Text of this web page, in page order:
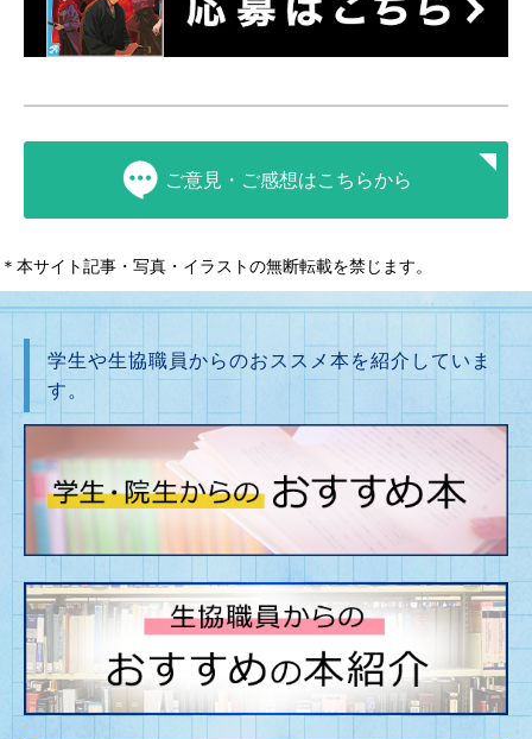
ご意見・ご感想はこちらから
＊本サイト記事・写真・イラストの無断転載を禁じます。
学生や生協職員からのおススメ本を紹介していま
す。